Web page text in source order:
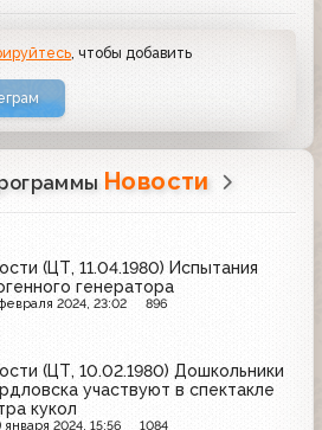
, чтобы добавить
Новости
(ЦТ, 11.04.1980) Испытания
генератора
2024, 23:02 896
(ЦТ, 10.02.1980) Дошкольники
участвуют в спектакле
кукол
января 2024, 15:56 1084